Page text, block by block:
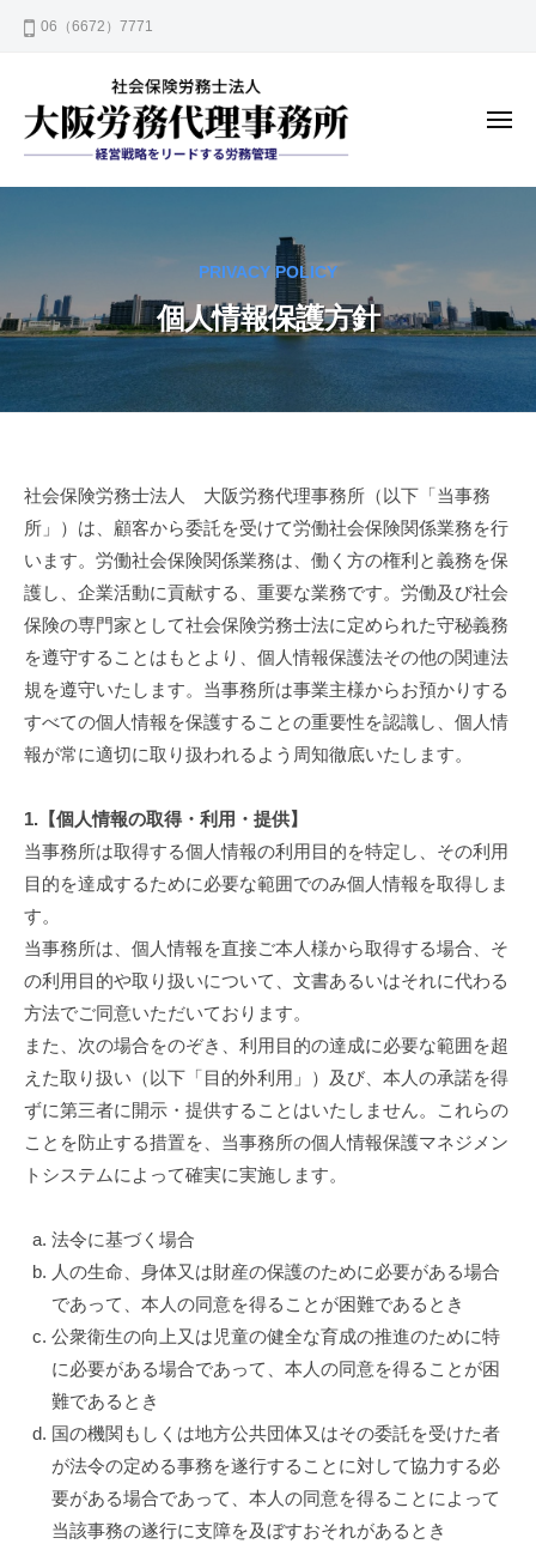
06（6672）7771
大
代
務
安
務
管
発
展
メ
PRIVACY POLICY
個人情報保護方針
個
人
情
報
保
護
方
2026
年
月
日
by
user_name
社会保険労務士法人 大阪労務代理事務所（以下「当事務
所」）は、顧客から委託を受けて労働社会保険関係業務を行
います。労働社会保険関係業務は、働く方の権利と義務を保
護し、企業活動に貢献する、重要な業務です。労働及び社会
保険の専門家として社会保険労務士法に定められた守秘義務
を遵守することはもとより、個人情報保護法その他の関連法
規を遵守いたします。当事務所は事業主様からお預かりする
すべての個人情報を保護することの重要性を認識し、個人情
報が常に適切に取り扱われるよう周知徹底いたします。
1.【個人情報の取得・利用・提供】
当事務所は取得する個人情報の利用目的を特定し、その利用
目的を達成するために必要な範囲でのみ個人情報を取得しま
す。
当事務所は、個人情報を直接ご本人様から取得する場合、そ
の利用目的や取り扱いについて、文書あるいはそれに代わる
方法でご同意いただいております。
また、次の場合をのぞき、利用目的の達成に必要な範囲を超
えた取り扱い（以下「目的外利用」）及び、本人の承諾を得
ずに第三者に開示・提供することはいたしません。これらの
ことを防止する措置を、当事務所の個人情報保護マネジメン
トシステムによって確実に実施します。
法令に基づく場合
人の生命、身体又は財産の保護のために必要がある場合
であって、本人の同意を得ることが困難であるとき
公衆衛生の向上又は児童の健全な育成の推進のために特
に必要がある場合であって、本人の同意を得ることが困
難であるとき
国の機関もしくは地方公共団体又はその委託を受けた者
が法令の定める事務を遂行することに対して協力する必
要がある場合であって、本人の同意を得ることによって
当該事務の遂行に支障を及ぼすおそれがあるとき
阪
代
理